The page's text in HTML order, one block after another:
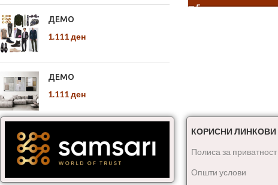
ДЕМО
1.111ден
ДЕМО
1.111ден
КОРИСНИ ЛИНКОВИ
Полиса за приватност
Општи услови